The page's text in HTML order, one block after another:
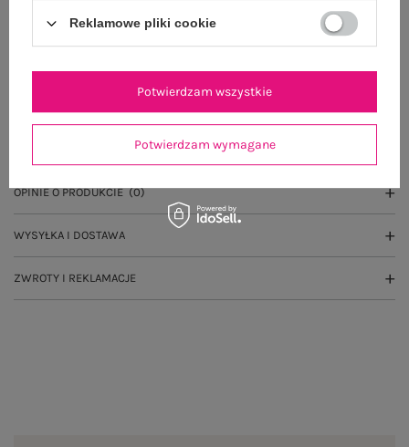
100 dni na zwrot
OPINIE O PRODUKCIE (0)
WYSYŁKA I DOSTAWA
ZWROTY I REKLAMACJE
Reklamowe pliki cookie
Potwierdzam wymagane
Potwierdzam wszystkie